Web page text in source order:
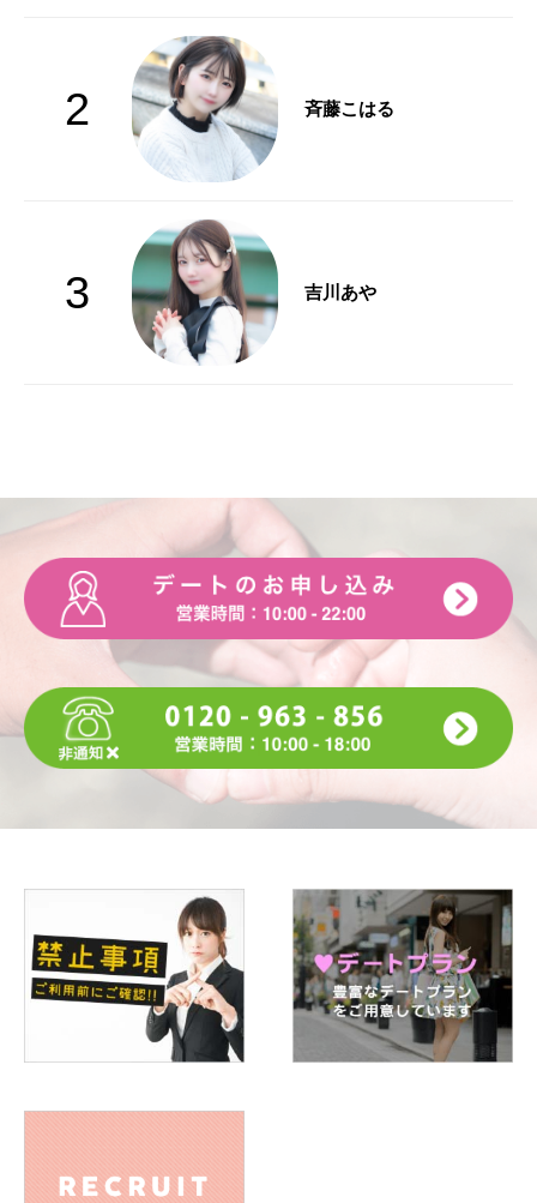
2 斉藤こはる
3 吉川あや